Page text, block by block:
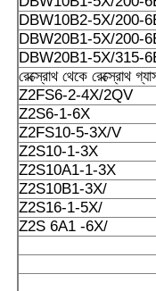
A10VSO180DR/
জার্মানি থেকে
পণ্যের জন্য আমাদের সাথে
DBW10B2-5X/200-
DBW20B1-5X/200-
DBW20B1-5X/315-
রেক্স্রোথ থেকে রেক্স্রোথ
Z2FS6-2-4X/2QV
Z2S6-1-6X
Z2FS10-5-3X/V
Z2S10-1-3X
Z2S10A1-1-3X
Z2S10B1-3X/
Z2S16-1-5X/
Z2S 6A1 -6X/